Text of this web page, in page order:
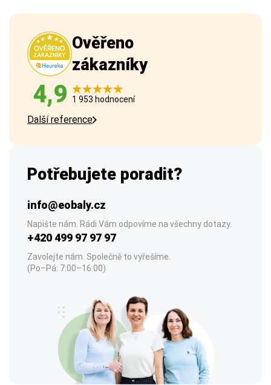
Ověřeno
zákazníky
4,9 1 953 hodnocení
Další reference
Potřebujete poradit?
info@eobaly.cz
Napište nám. Rádi Vám odpovíme na všechny dotazy.
+420 499 97 97 97
Zavolejte nám. Společně to vyřešíme.
(Po–Pá: 7:00–16:00)